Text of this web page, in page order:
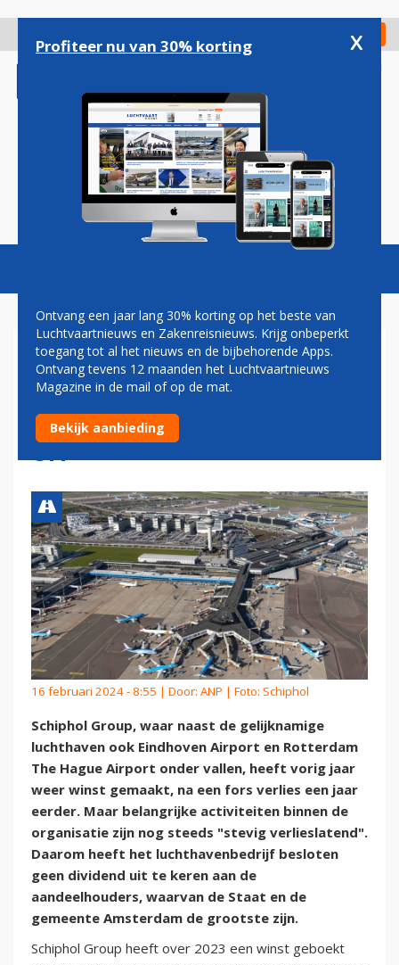
gaan
Check in
Magazine Podcasts Vacatures
SCHIPHOL WEER
WINSTGEVEND IN 2023,
MAAR KEERT GEEN DIVIDEND
UIT
16 februari 2024 - 8:55 | Door: ANP | Foto: Schiphol
Schiphol Group, waar naast de gelijknamige
luchthaven ook Eindhoven Airport en Rotterdam
The Hague Airport onder vallen, heeft vorig jaar
weer winst gemaakt, na een fors verlies een jaar
eerder. Maar belangrijke activiteiten binnen de
organisatie zijn nog steeds "stevig verlieslatend".
Daarom heeft het luchthavenbedrijf besloten
geen dividend uit te keren aan de
aandeelhouders, waarvan de Staat en de
gemeente Amsterdam de grootste zijn.
Schiphol Group heeft over 2023 een winst geboekt
Profiteer nu van 30% korting x
Ontvang een jaar lang 30% korting op het beste van
Luchtvaartnieuws en Zakenreisnieuws. Krijg onbeperkt
toegang tot al het nieuws en de bijbehorende Apps.
Ontvang tevens 12 maanden het Luchtvaartnieuws
Magazine in de mail of op de mat.
Bekijk aanbieding